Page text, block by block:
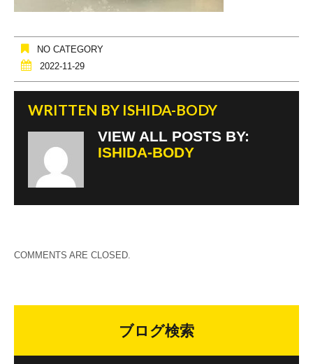
NO CATEGORY
2022-11-29
WRITTEN BY ISHIDA-BODY
VIEW ALL POSTS BY:
ISHIDA-BODY
COMMENTS ARE CLOSED.
ブログ検索